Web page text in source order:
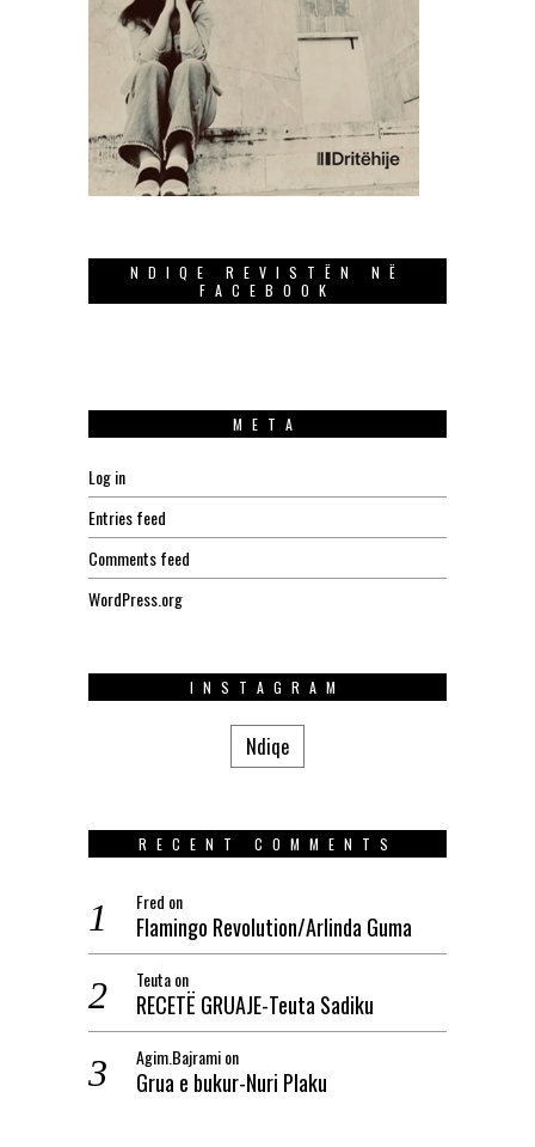
NDIQE REVISTËN NË
FACEBOOK
META
Log in
Entries feed
Comments feed
WordPress.org
INSTAGRAM
Ndiqe
RECENT COMMENTS
Fred on
Flamingo Revolution/Arlinda Guma
Teutaon
RECETË GRUAJE-Teuta Sadiku
Agim.Bajramion
Grua e bukur-Nuri Plaku